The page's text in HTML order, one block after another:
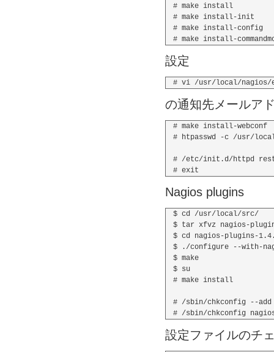
# make install
# make install-init
# make install-config
設定
の通知先メールア
# make install-webconf
# htpasswd -c /usr/
# /etc/init.d/httpd
Nagios plugins
$ cd /usr/local/src/
$ tar xfvz nagios-
$ cd nagios-plugins-
$ ./configure --with-
$ make
$ su
# make install
# /sbin/chkconfig --add
設定ファイルのチ